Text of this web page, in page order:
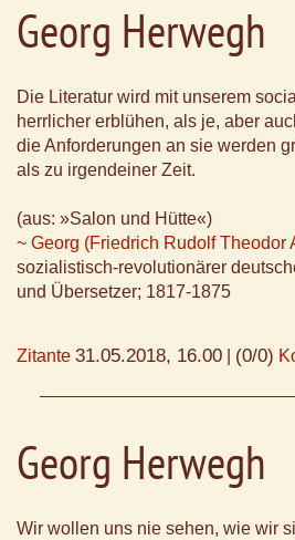
Georg Herwegh
Die Literatur wird mit unserem
herrlicher erblühen, als je, aber
die Anforderungen an sie werden
als zu irgendeiner Zeit.
(aus: »Salon und Hütte«)
~ Georg (Friedrich Rudolf Theodor
sozialistisch-revolutionärer
und Übersetzer; 1817-1875
Zitante 31.05.2018, 16.00 (0/0)
Georg Herwegh
Wir wollen uns nie sehen, wie wir